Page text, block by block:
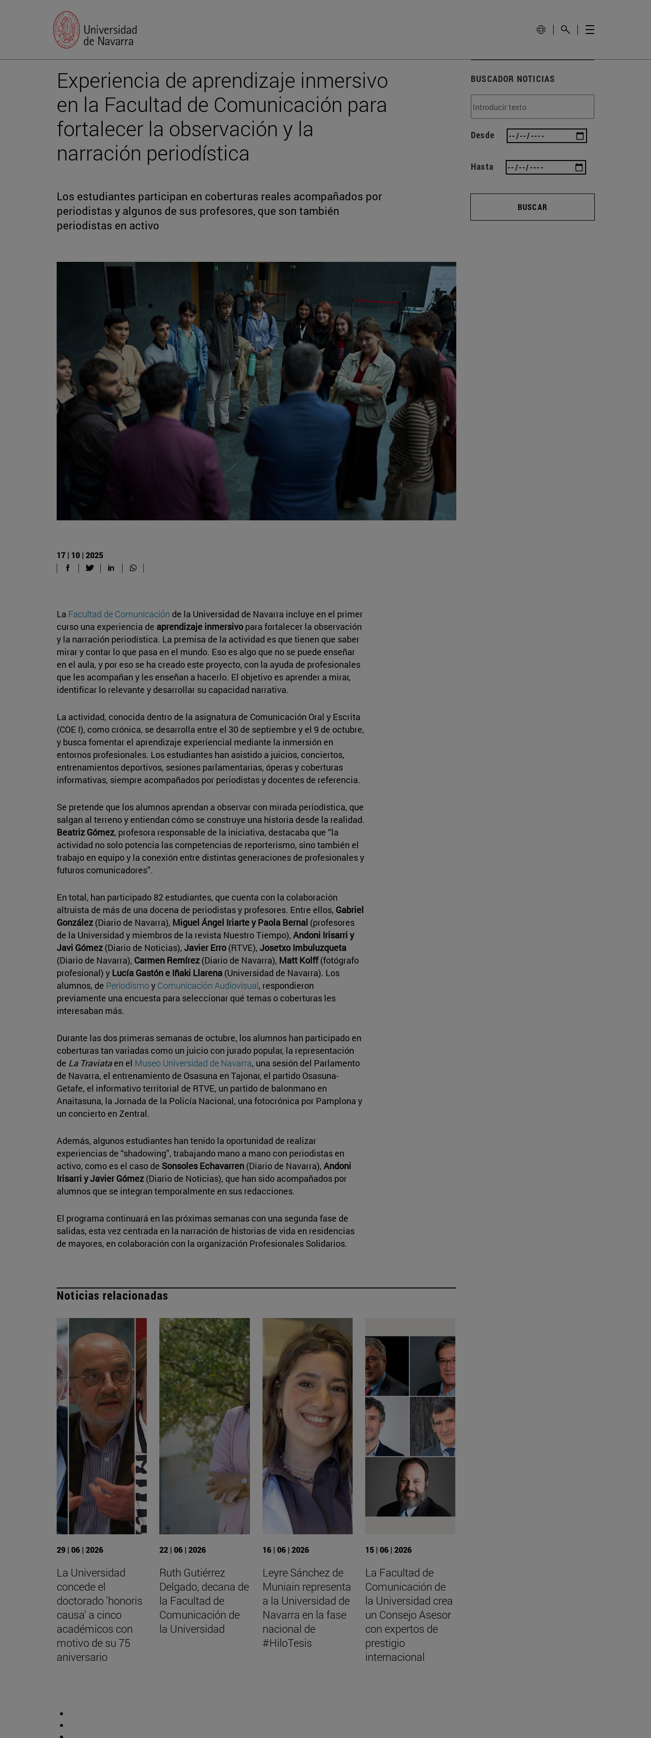
Experiencia de aprendizaje inmersivo
en la Facultad de Comunicación para
fortalecer la observación y la
narración periodística
Los estudiantes participan en coberturas reales acompañados por
periodistas y algunos de sus profesores, que son también
periodistas en activo
17 | 10 | 2025
La Facultad de Comunicación de la Universidad de Navarra incluye en el primer
curso una experiencia de aprendizaje inmersivo para fortalecer la observación
y la narración periodística. La premisa de la actividad es que tienen que saber
mirar y contar lo que pasa en el mundo. Eso es algo que no se puede enseñar
en el aula, y por eso se ha creado este proyecto, con la ayuda de profesionales
que les acompañan y les enseñan a hacerlo. El objetivo es aprender a mirar,
identificar lo relevante y desarrollar su capacidad narrativa.
La actividad, conocida dentro de la asignatura de Comunicación Oral y Escrita
(COE I), como crónica, se desarrolla entre el 30 de septiembre y el 9 de octubre,
y busca fomentar el aprendizaje experiencial mediante la inmersión en
entornos profesionales. Los estudiantes han asistido a juicios, conciertos,
entrenamientos deportivos, sesiones parlamentarias, óperas y coberturas
informativas, siempre acompañados por periodistas y docentes de referencia.
Se pretende que los alumnos aprendan a observar con mirada periodística, que
salgan al terreno y entiendan cómo se construye una historia desde la realidad.
Beatriz Gómez, profesora responsable de la iniciativa, destacaba que “la
actividad no solo potencia las competencias de reporterismo, sino también el
trabajo en equipo y la conexión entre distintas generaciones de profesionales y
futuros comunicadores”.
En total, han participado 82 estudiantes, que cuenta con la colaboración
altruista de más de una docena de periodistas y profesores. Entre ellos, Gabriel
González (Diario de Navarra), Miguel Ángel Iriarte y Paola Bernal (profesores
de la Universidad y miembros de la revista Nuestro Tiempo), Andoni Irisarri y
Javi Gómez (Diario de Noticias), Javier Erro (RTVE), Josetxo Imbuluzqueta
(Diario de Navarra), Carmen Remírez (Diario de Navarra), Matt Kolff(fotógrafo
profesional) y Lucía Gastón e Iñaki Llarena (Universidad de Navarra). Los
alumnos, de Periodismoy Comunicación Audiovisual, respondieron
previamente una encuesta para seleccionar qué temas o coberturas les
interesaban más.
Durante las dos primeras semanas de octubre, los alumnos han participado en
coberturas tan variadas como un juicio con jurado popular, la representación
de La Traviataen el Museo Universidad de Navarra, una sesión del Parlamento
de Navarra, el entrenamiento de Osasuna en Tajonar, el partido Osasuna-
Getafe, el informativo territorial de RTVE, un partido de balonmano en
Anaitasuna, la Jornada de la Policía Nacional, una fotocrónica por Pamplona y
un concierto en Zentral.
Además, algunos estudiantes han tenido la oportunidad de realizar
experiencias de “shadowing”, trabajando mano a mano con periodistas en
activo, como es el caso de Sonsoles Echavarren (Diario de Navarra), Andoni
Irisarri y Javier Gómez (Diario de Noticias), que han sido acompañados por
alumnos que se integran temporalmente en sus redacciones.
El programa continuará en las próximas semanas con una segunda fase de
salidas, esta vez centrada en la narración de historias de vida en residencias
de mayores, en colaboración con la organización Profesionales Solidarios.
Noticias relacionadas
29 | 06 | 2026
La Universidad
concede el
doctorado 'honoris
causa' a cinco
académicos con
motivo de su 75
aniversario
22 | 06 | 2026
Ruth Gutiérrez
Delgado, decana de
la Facultad de
Comunicación de
la Universidad
16 | 06 | 2026
Leyre Sánchez de
Muniain representa
a la Universidad de
Navarra en la fase
nacional de
#HiloTesis
15 | 06 | 2026
La Facultad de
Comunicación de
la Universidad crea
un Consejo Asesor
con expertos de
prestigio
internacional
BUSCADOR NOTICIAS
Desde
Hasta
BUSCAR